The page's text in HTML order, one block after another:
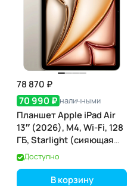
78 870 ₽
70 990 ₽ наличными
Планшет Apple iPad Air
13″ (2026), M4, Wi-Fi, 128
ГБ, Starlight (сияющая
звезда)
Доступно
В корзину